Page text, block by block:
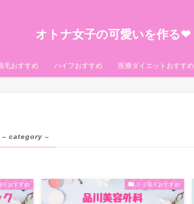
オトナ女子の可愛いを作る❤︎
毛おすすめ ハイフおすすめ 医療ダイエットおすすめ
– category –
りおすすめ シミ取りおすすめ